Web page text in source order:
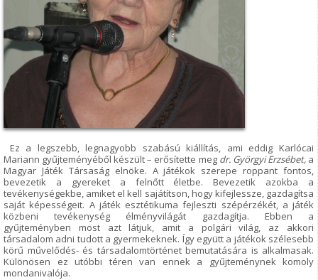
Ez a legszebb, legnagyobb szabású kiállítás, ami eddig Karlócai
Mariann gyűjteményéből készült – erősítette meg dr. Györgyi Erzsébet, a
Magyar Játék Társaság elnöke. A játékok szerepe roppant fontos,
bevezetik a gyereket a felnőtt életbe. Bevezetik azokba a
tevékenységekbe, amiket el kell sajátítson, hogy kifejlessze, gazdagítsa
saját képességeit. A játék esztétikuma fejleszti szépérzékét, a játék
közbeni tevékenység élményvilágát gazdagítja. Ebben a
gyűjteményben most azt látjuk, amit a polgári világ, az akkori
társadalom adni tudott a gyermekeknek. Így együtt a játékok szélesebb
körű művelődés- és társadalomtörténet bemutatására is alkalmasak.
Különösen ez utóbbi téren van ennek a gyűjteménynek komoly
mondanivalója.